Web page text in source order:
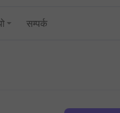
आन्तरिक शक्ति सङ्घर्ष सतहमा
सम्पर्क